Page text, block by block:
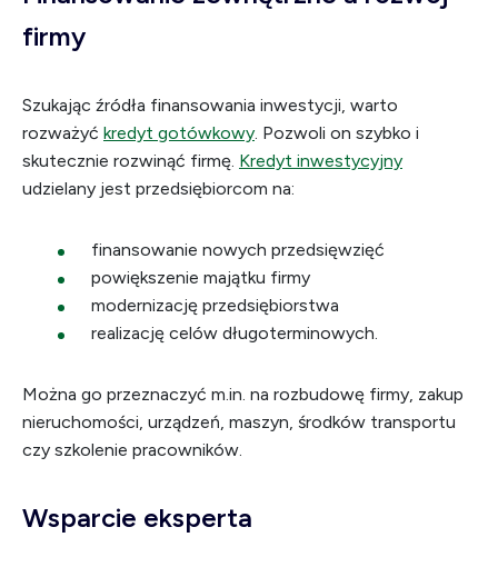
firmy
Szukając źródła finansowania inwestycji, warto
rozważyć kredyt gotówkowy. Pozwoli on szybko i
skutecznie rozwinąć firmę. Kredyt inwestycyjny
udzielany jest przedsiębiorcom na:
finansowanie nowych przedsięwzięć
powiększenie majątku firmy
modernizację przedsiębiorstwa
realizację celów długoterminowych.
Można go przeznaczyć m.in. na rozbudowę firmy, zakup
nieruchomości, urządzeń, maszyn, środków transportu
czy szkolenie pracowników.
Wsparcie eksperta